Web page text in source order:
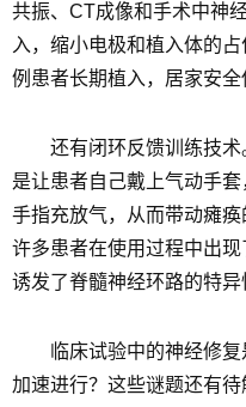
共振、CT成像和手术中神
入，缩小电极和植入体的
例患者长期植入，居家安全
还有闭环反馈训练技
是让患者自己戴上气动手
手指充放气，从而带动瘫痪
许多患者在使用过程中出
诱发了脊髓神经环路的特异
临床试验中的神经修
加速进行？这些谜题还有